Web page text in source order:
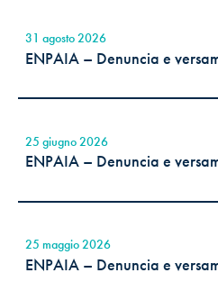
31 agosto 2026
ENPAIA – Denuncia e
25 giugno 2026
ENPAIA – Denuncia e
25 maggio 2026
ENPAIA – Denuncia e